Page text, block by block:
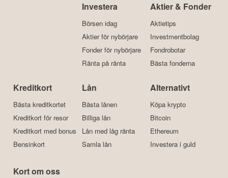
Investera
Börsen idag
Aktier för nybörjare
Fonder för nybörjare
Ränta på ränta
Aktier & Fonder
Aktietips
Investmentbolag
Fondrobotar
Bästa fonderna
Kreditkort
Bästa kreditkortet
Kreditkort för resor
Kreditkort med bonus
Bensinkort
Lån
Bästa lånen
Billiga lån
Lån med låg ränta
Samla lån
Alternativt
Köpa krypto
Bitcoin
Ethereum
Investera i guld
Kort om oss